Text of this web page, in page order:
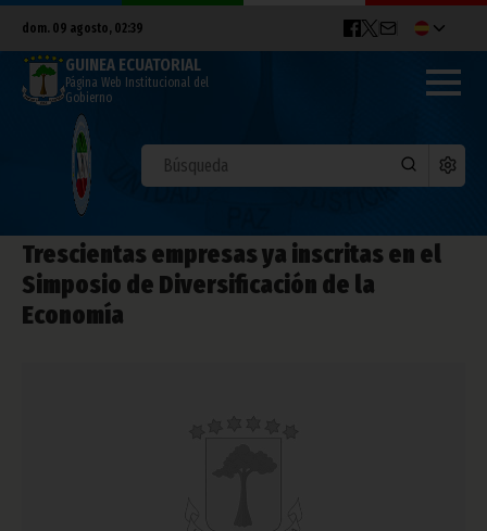
dom. 09 agosto, 02:39
GUINEA ECUATORIAL
Página Web Institucional del
Gobierno
Trescientas empresas ya inscritas en el
Simposio de Diversificación de la
Economía